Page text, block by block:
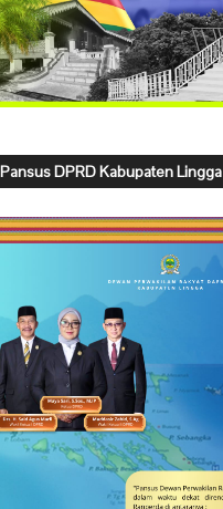
Pansus DPRD Kabupaten Lingga